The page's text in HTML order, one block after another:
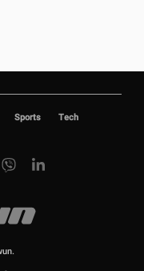
Sports Tech